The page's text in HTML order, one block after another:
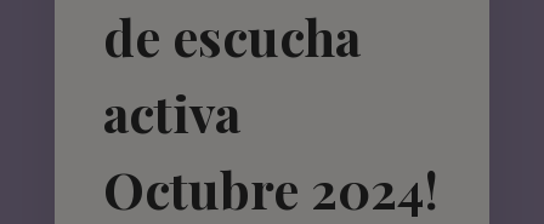
de escucha
activa
Octubre 2024!